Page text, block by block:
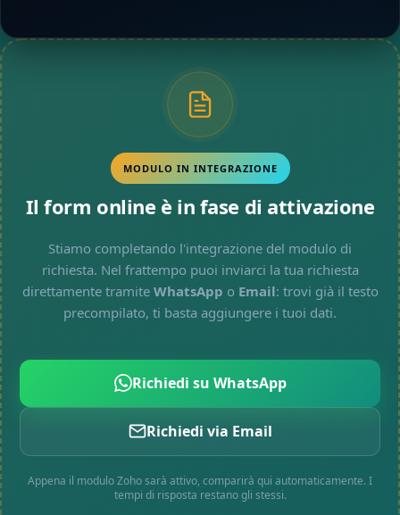
MODULO IN INTEGRAZIONE
Il form online è in fase di attivazione
Stiamo completando l'integrazione del modulo di
richiesta. Nel frattempo puoi inviarci la tua richiesta
direttamente tramite WhatsApp o Email: trovi già il testo
precompilato, ti basta aggiungere i tuoi dati.
Richiedi su WhatsApp
Richiedi via Email
Appena il modulo Zoho sarà attivo, comparirà qui automaticamente. I
tempi di risposta restano gli stessi.